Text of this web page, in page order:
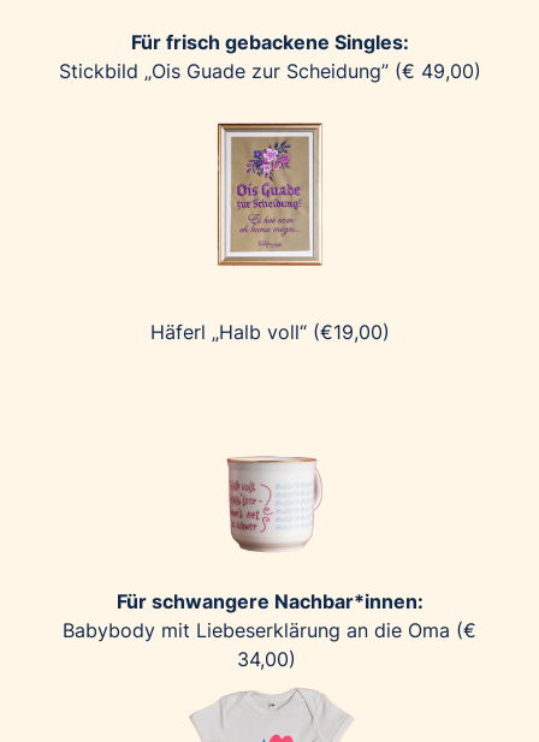
Muse Electronics
öbv – Österreichischer Bundesverlag
Für frisch gebackene Singles:
Stickbild „Ois Guade zur Scheidung” (€ 49,00)
Häferl „Halb voll“ (€19,00)
Für schwangere Nachbar*innen:
Babybody mit Liebeserklärung an die Oma (€
34,00)